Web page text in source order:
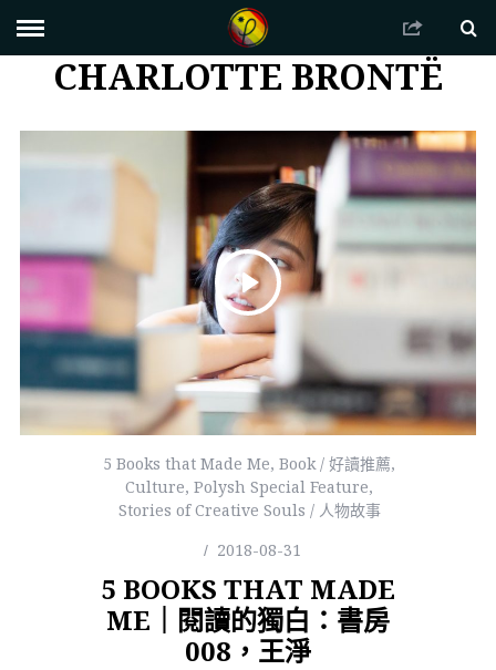
CHARLOTTE BRONTË
5 Books that Made Me,Book / 好讀推薦,
Culture,Polysh Special Feature,
Stories of Creative Souls / 人物故事
2018-08-31
5 BOOKS THAT MADE
ME｜閱讀的獨白：書房
008，王淨